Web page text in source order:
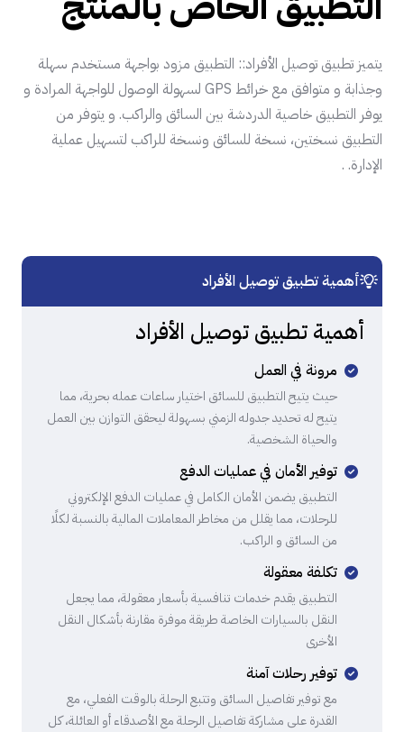
يتميز تطبيق توصيل الأفراد:: التطبيق مزود بواجهة مستخدم سهلة
وجذابة و متوافق مع خرائط GPS لسهولة الوصول للواجهة المرادة و
يوفر التطبيق خاصية الدردشة بين السائق والراكب. و يتوفر من
التطبيق نسختين، نسخة للسائق ونسخة للراكب لتسهيل عملية
الإدارة. .
أهمية تطبيق توصيل الأفراد
أهمية تطبيق توصيل الأفراد
مرونة في العمل
حيث يتيح التطبيق للسائق اختيار ساعات عمله بحرية، مما
يتيح له تحديد جدوله الزمني بسهولة ليحقق التوازن بين العمل
والحياة الشخصية.
توفير الأمان في عمليات الدفع
التطبيق يضمن الأمان الكامل في عمليات الدفع الإلكتروني
للرحلات، مما يقلل من مخاطر المعاملات المالية بالنسبة لكلًا
من السائق و الراكب.
تكلفة معقولة
التطبيق يقدم خدمات تنافسية بأسعار معقولة، مما يجعل
النقل بالسيارات الخاصة طريقة موفرة مقارنة بأشكال النقل
الأخرى
توفير رحلات آمنة
مع توفير تفاصيل السائق وتتبع الرحلة بالوقت الفعلي، مع
القدرة على مشاركة تفاصيل الرحلة مع الأصدقاء أو العائلة، كل